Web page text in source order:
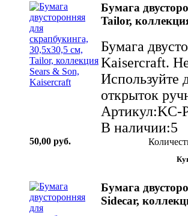
Бумага
Tailor,
Бумага
Kaisercraft.
Используйте
открыток
Артикул:KC-
В наличии:5
50,00 руб.
Бумага
Sidecar,